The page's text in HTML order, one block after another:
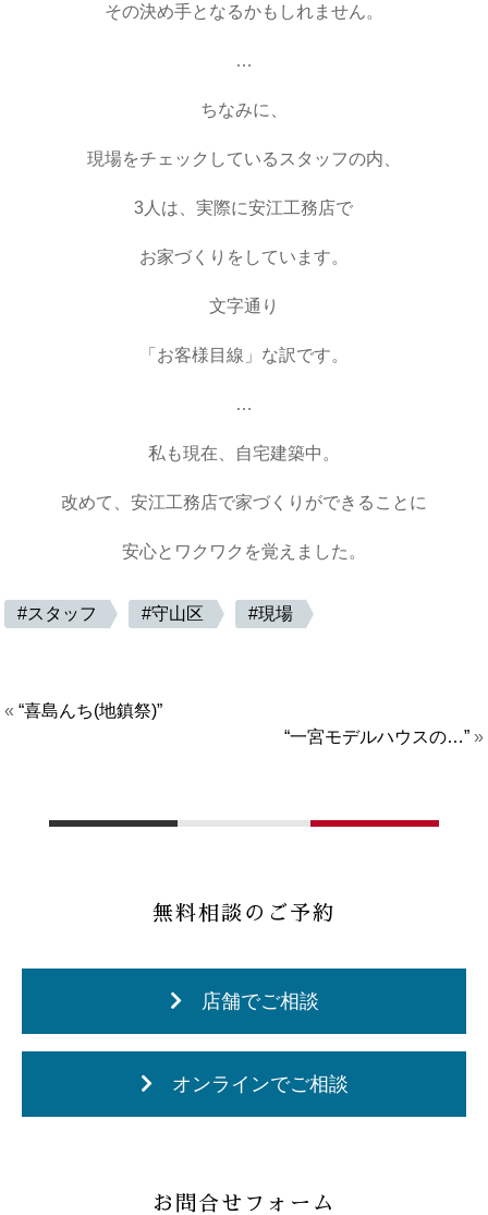
その決め手となるかもしれません。
…
ちなみに、
現場をチェックしているスタッフの内、
3人は、実際に安江工務店で
お家づくりをしています。
文字通り
「お客様目線」な訳です。
…
私も現在、自宅建築中。
改めて、安江工務店で家づくりができることに
安心とワクワクを覚えました。
スタッフ 守山区 現場
«“喜島んち(地鎮祭)”
“一宮モデルハウスの…”»
無料相談のご予約
店舗でご相談
オンラインでご相談
お問合せフォーム